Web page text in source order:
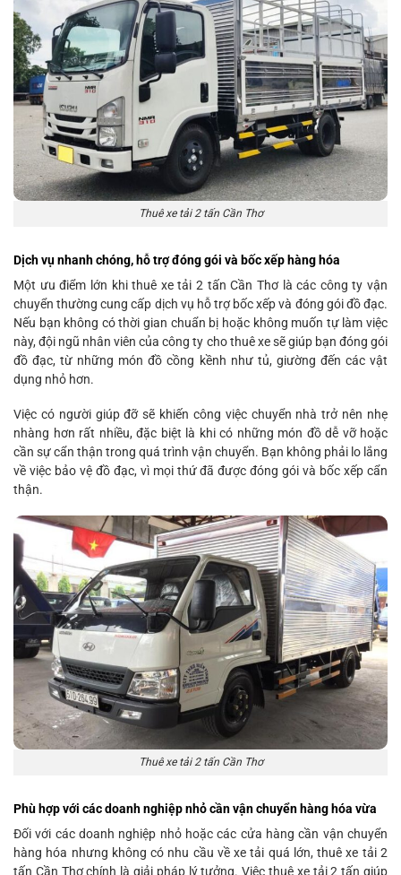
Thuê xe tải 2 tấn Cần Thơ
Dịch vụ nhanh chóng, hỗ trợ đóng gói và bốc xếp hàng hóa
Một ưu điểm lớn khi thuê xe tải 2 tấn Cần Thơ là các công ty vận
chuyển thường cung cấp dịch vụ hỗ trợ bốc xếp và đóng gói đồ đạc.
Nếu bạn không có thời gian chuẩn bị hoặc không muốn tự làm việc
này, đội ngũ nhân viên của công ty cho thuê xe sẽ giúp bạn đóng gói
đồ đạc, từ những món đồ cồng kềnh như tủ, giường đến các vật
dụng nhỏ hơn.
Việc có người giúp đỡ sẽ khiến công việc chuyển nhà trở nên nhẹ
nhàng hơn rất nhiều, đặc biệt là khi có những món đồ dễ vỡ hoặc
cần sự cẩn thận trong quá trình vận chuyển. Bạn không phải lo lắng
về việc bảo vệ đồ đạc, vì mọi thứ đã được đóng gói và bốc xếp cẩn
thận.
Thuê xe tải 2 tấn Cần Thơ
Phù hợp với các doanh nghiệp nhỏ cần vận chuyển hàng hóa vừa
Đối với các doanh nghiệp nhỏ hoặc các cửa hàng cần vận chuyển
hàng hóa nhưng không có nhu cầu về xe tải quá lớn, thuê xe tải 2
tấn Cần Thơ chính là giải pháp lý tưởng. Việc thuê xe tải 2 tấn giúp